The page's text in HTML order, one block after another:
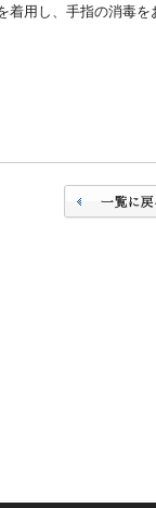
着用し、手指の消毒